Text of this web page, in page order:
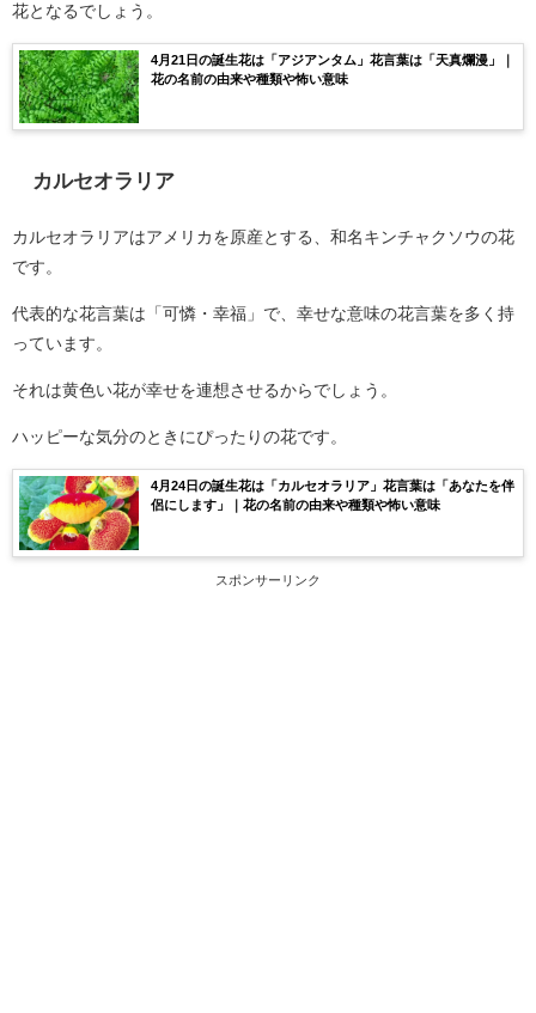
花となるでしょう。
4月21日の誕生花は「アジアンタム」花言葉は「天真爛漫」｜
花の名前の由来や種類や怖い意味
カルセオラリア
カルセオラリアはアメリカを原産とする、和名キンチャクソウの花
です。
代表的な花言葉は「可憐・幸福」で、幸せな意味の花言葉を多く持
っています。
それは黄色い花が幸せを連想させるからでしょう。
ハッピーな気分のときにぴったりの花です。
4月24日の誕生花は「カルセオラリア」花言葉は「あなたを伴
侶にします」｜花の名前の由来や種類や怖い意味
スポンサーリンク